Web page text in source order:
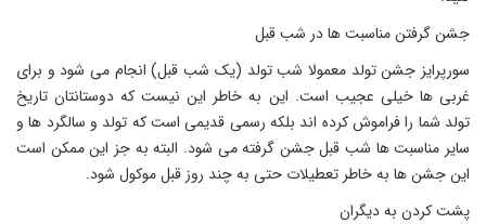
جشن گرفتن مناسبت ها در شب قبل
سورپرایز جشن تولد معمولا شب تولد (یک شب قبل) انجام می شود و برای
غربی ها خیلی عجیب است. این به خاطر این نیست که دوستانتان تاریخ
تولد شما را فراموش کرده اند بلکه رسمی قدیمی است که تولد و سالگرد ها و
سایر مناسبت ها شب قبل جشن گرفته می شود. البته به جز این ممکن است
این جشن ها به خاطر تعطیلات حتی به چند روز قبل موکول شود.
پشت کردن به دیگران